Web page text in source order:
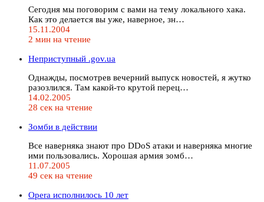
Сегодня мы поговорим с вами на тему локального хака.
Как это делается вы уже, наверное, зн…
15.11.2004
2 мин на чтение
Неприступный .gov.ua
Однажды, посмотрев вечерний выпуск новостей, я жутко
разозлился. Там какой-то крутой перец…
14.02.2005
28 сек на чтение
Зомби в действии
Все наверняка знают про DDoS атаки и наверняка многие
ими пользовались. Хорошая армия зомб…
11.07.2005
49 сек на чтение
Opera исполнилось 10 лет